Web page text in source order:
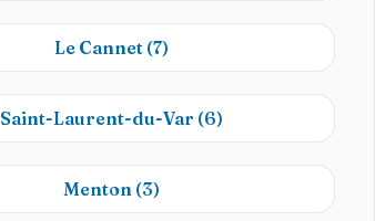
Le Cannet (7)
Saint-Laurent-du-Var (6)
Menton (3)